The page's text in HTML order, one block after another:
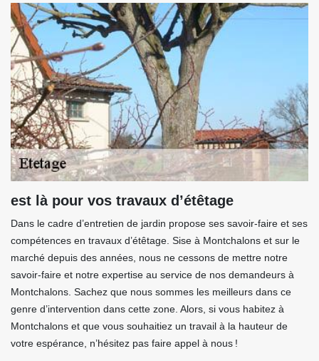
est là pour vos travaux d’étêtage
Dans le cadre d’entretien de jardin propose ses savoir-faire et ses
compétences en travaux d’étêtage. Sise à Montchalons et sur le
marché depuis des années, nous ne cessons de mettre notre
savoir-faire et notre expertise au service de nos demandeurs à
Montchalons. Sachez que nous sommes les meilleurs dans ce
genre d’intervention dans cette zone. Alors, si vous habitez à
Montchalons et que vous souhaitiez un travail à la hauteur de
votre espérance, n’hésitez pas faire appel à nous !